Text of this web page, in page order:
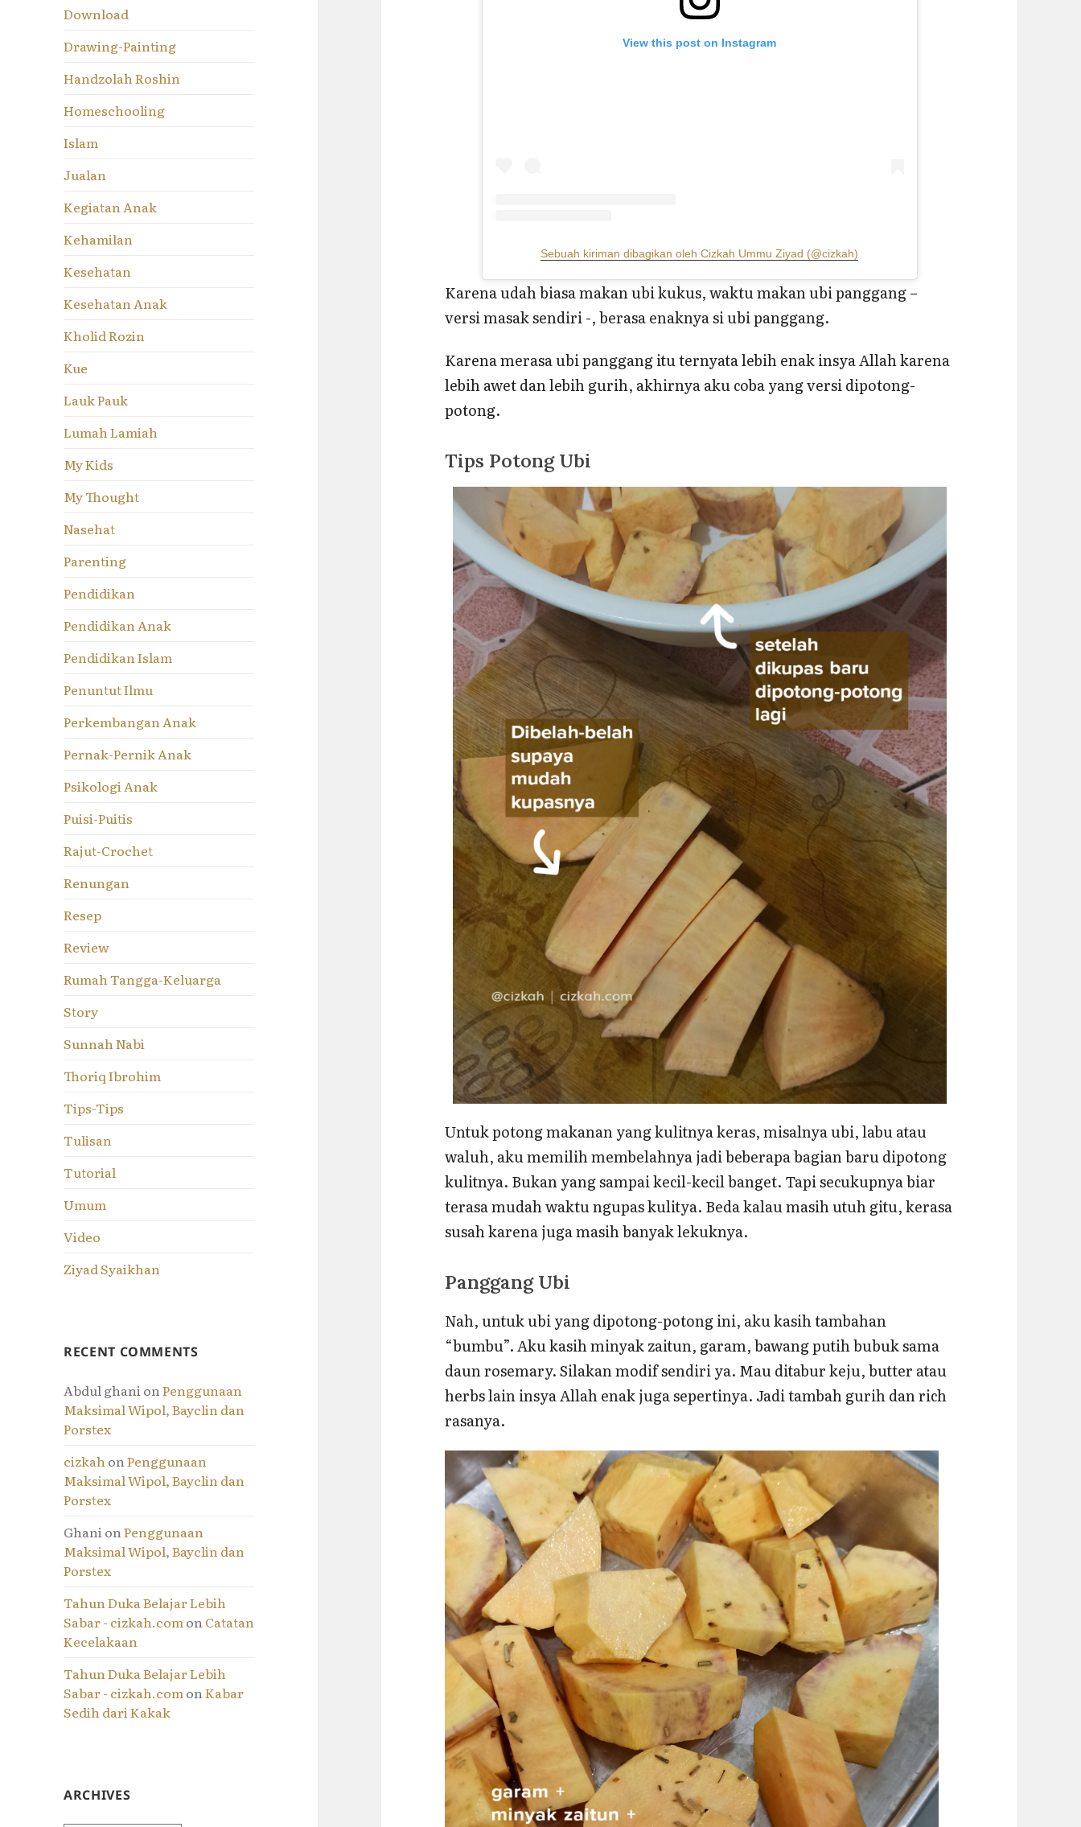
Download
Drawing-Painting
Handzolah Roshin
Homeschooling
Islam
Jualan
Kegiatan Anak
Kehamilan
Kesehatan
Kesehatan Anak
Kholid Rozin
Kue
Lauk Pauk
Lumah Lamiah
My Kids
My Thought
Nasehat
Parenting
Pendidikan
Pendidikan Anak
Pendidikan Islam
Penuntut Ilmu
Perkembangan Anak
Pernak-Pernik Anak
Psikologi Anak
Puisi-Puitis
Rajut-Crochet
Renungan
Resep
Review
Rumah Tangga-Keluarga
Story
Sunnah Nabi
Thoriq Ibrohim
Tips-Tips
Tulisan
Tutorial
Umum
Video
Ziyad Syaikhan
RECENT COMMENTS
Abdul ghanionPenggunaan
Maksimal Wipol, Bayclin dan
Porstex
cizkahonPenggunaan
Maksimal Wipol, Bayclin dan
Porstex
GhanionPenggunaan
Maksimal Wipol, Bayclin dan
Porstex
Tahun Duka Belajar Lebih
Sabar - cizkah.comonCatatan
Kecelakaan
Tahun Duka Belajar Lebih
Sabar - cizkah.comonKabar
Sedih dari Kakak
ARCHIVES
View this post on Instagram
Sebuah kiriman dibagikan oleh Cizkah Ummu Ziyad (@cizkah)
Karena udah biasa makan ubi kukus, waktu makan ubi panggang –
versi masak sendiri -, berasa enaknya si ubi panggang.
Karena merasa ubi panggang itu ternyata lebih enak insya Allah karena
lebih awet dan lebih gurih, akhirnya aku coba yang versi dipotong-
potong.
Tips Potong Ubi
Untuk potong makanan yang kulitnya keras, misalnya ubi, labu atau
waluh, aku memilih membelahnya jadi beberapa bagian baru dipotong
kulitnya. Bukan yang sampai kecil-kecil banget. Tapi secukupnya biar
terasa mudah waktu ngupas kulitya. Beda kalau masih utuh gitu, kerasa
susah karena juga masih banyak lekuknya.
Panggang Ubi
Nah, untuk ubi yang dipotong-potong ini, aku kasih tambahan
“bumbu”. Aku kasih minyak zaitun, garam, bawang putih bubuk sama
daun rosemary. Silakan modif sendiri ya. Mau ditabur keju, butter atau
herbs lain insya Allah enak juga sepertinya. Jadi tambah gurih dan rich
rasanya.